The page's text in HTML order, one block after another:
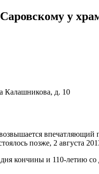
у
Калашникова, д. 10
впечатляющий
позже, 2 августа
кончины и 110-летию